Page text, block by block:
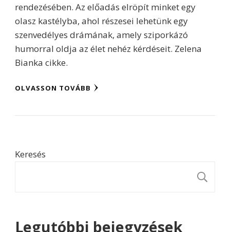
rendezésében. Az előadás elröpít minket egy
olasz kastélyba, ahol részesei lehetünk egy
szenvedélyes drámának, amely sziporkázó
humorral oldja az élet nehéz kérdéseit. Zelena
Bianka cikke.
OLVASSON TOVÁBB
Keresés
Legutóbbi bejegyzések